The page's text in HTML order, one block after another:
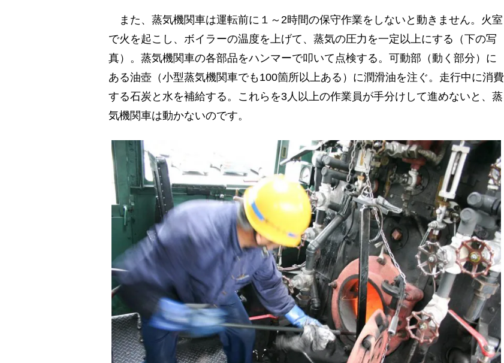
また、蒸気機関車は運転前に１～2時間の保守作業をしないと動きません。火室
で火を起こし、ボイラーの温度を上げて、蒸気の圧力を一定以上にする（下の写
真）。蒸気機関車の各部品をハンマーで叩いて点検する。可動部（動く部分）に
ある油壺（小型蒸気機関車でも100箇所以上ある）に潤滑油を注ぐ。走行中に消費
する石炭と水を補給する。これらを3人以上の作業員が手分けして進めないと、蒸
気機関車は動かないのです。